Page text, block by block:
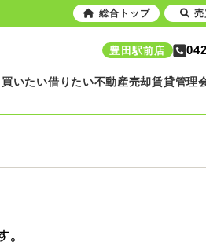
豊田駅前店
買いたい借りたい不動産売却賃貸管理
総合トップ 売